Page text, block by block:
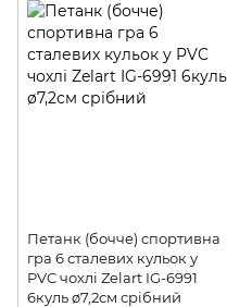
Петанк (бочче) спортивна
гра 6 сталевих кульок у
PVC чохлі Zelart IG-6991
6куль ø7,2см срібний